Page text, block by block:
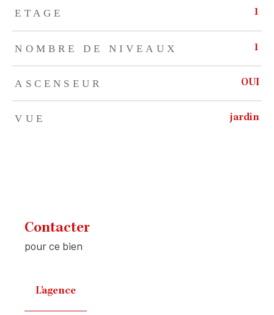
ETAGE 1
NOMBRE DE NIVEAUX 1
ASCENSEUR OUI
VUE jardin
Contacter
pour ce bien
L'agence